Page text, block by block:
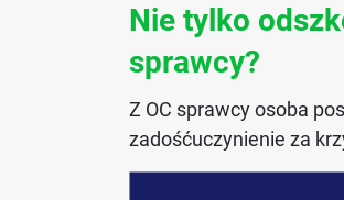
Nie tylko
sprawcy?
Z OC sprawcy osoba
zadośćuczynienie za